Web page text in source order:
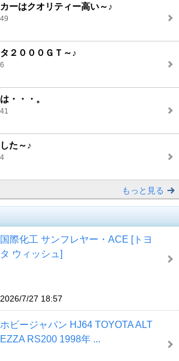
ーはクオリティー高い～♪
２０００ＧＴ～♪
・・・。
た～♪
もっと見る
国際化工 サンフレヤー・ACE [トヨ
タ ウィッシュ]
2026/7/27 18:57
ホビージャパン HJ64 TOYOTA ALT
EZZA RS200 1998年 ...